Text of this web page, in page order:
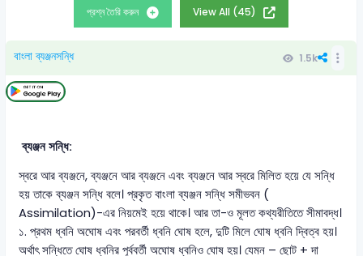
প্রশ্ন তৈরি করুন View All (45)
বাংলা ব্যঞ্জনসন্ধি 1.5k
ব্যঞ্জন সন্ধি:
স্বরে আর ব্যঞ্জনে, ব্যঞ্জনে আর ব্যঞ্জনে এবং ব্যঞ্জনে আর স্বরে মিলিত হয়ে যে সন্ধি
হয় তাকে ব্যঞ্জন সন্ধি বলে। প্রকৃত বাংলা ব্যঞ্জন সন্ধি সমীভবন (
Assimilation)-এর নিয়মেই হয়ে থাকে। আর তা-ও মূলত কথ্যরীতিতে সীমাবদ্ধ।
১. প্রথম ধ্বনি অঘোষ এবং পরবর্তী ধ্বনি ঘোষ হলে, দুটি মিলে ঘোষ ধ্বনি দ্বিত্ব হয়।
অর্থাৎ সন্ধিতে ঘোষ ধ্বনির পূর্ববর্তী অঘোষ ধ্বনিও ঘোষ হয়। যেমন – ছোট + দা